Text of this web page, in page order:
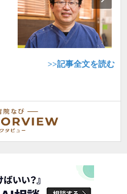
>>記事全文を読む